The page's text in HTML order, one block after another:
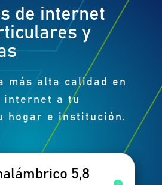
de internet
y
más alta calidad en
internet a tu
hogar e institución.
5,8